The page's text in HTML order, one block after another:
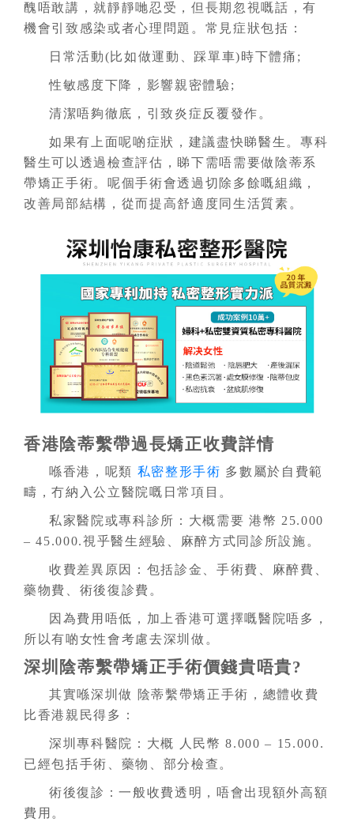
醜唔敢講，就靜靜哋忍受，但長期忽視嘅話，有
機會引致感染或者心理問題。常見症狀包括：
日常活動(比如做運動、踩單車)時下體痛;
性敏感度下降，影響親密體驗;
清潔唔夠徹底，引致炎症反覆發作。
如果有上面呢啲症狀，建議盡快睇醫生。專科
醫生可以透過檢查評估，睇下需唔需要做陰蒂系
帶矯正手術。呢個手術會透過切除多餘嘅組織，
改善局部結構，從而提高舒適度同生活質素。
香港陰蒂繫帶過長矯正收費詳情
喺香港，呢類 私密整形手術 多數屬於自費範
疇，冇納入公立醫院嘅日常項目。
私家醫院或專科診所：大概需要 港幣 25.000
– 45.000.視乎醫生經驗、麻醉方式同診所設施。
收費差異原因：包括診金、手術費、麻醉費、
藥物費、術後復診費。
因為費用唔低，加上香港可選擇嘅醫院唔多，
所以有啲女性會考慮去深圳做。
深圳陰蒂繫帶矯正手術價錢貴唔貴?
其實喺深圳做 陰蒂繫帶矯正手術，總體收費
比香港親民得多：
深圳專科醫院：大概 人民幣 8.000 – 15.000.
已經包括手術、藥物、部分檢查。
術後復診：一般收費透明，唔會出現額外高額
費用。